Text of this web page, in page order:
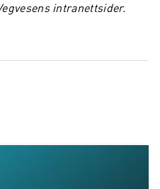
Martin
World 2023
intranettsider.